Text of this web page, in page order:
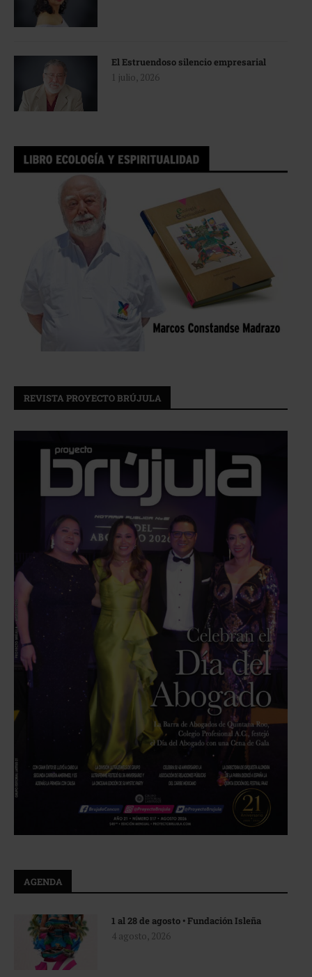
El Estruendoso silencio empresarial
1 julio, 2026
REVISTA PROYECTO BRÚJULA
AGENDA
1 al 28 de agosto • Fundación Isleña
4 agosto, 2026